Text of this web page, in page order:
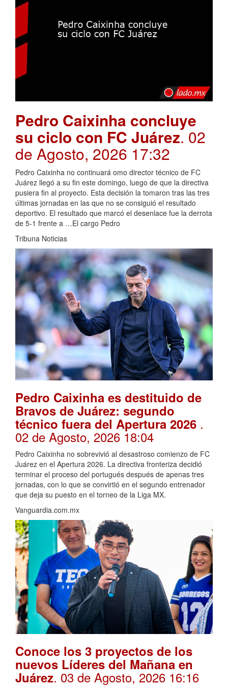
Pedro Caixinha concluye
su ciclo con FC Juárez. 02
de Agosto, 2026 17:32
Pedro Caixinha no continuará omo director técnico de FC
Juárez llegó a su fin este domingo, luego de que la directiva
pusiera fin al proyecto. Esta decisión la tomaron tras las tres
últimas jornadas en las que no se consiguió el resultado
deportivo. El resultado que marcó el desenlace fue la derrota
de 5-1 frente a …El cargo Pedro
Tribuna Noticias
Pedro Caixinha es destituido de
Bravos de Juárez: segundo
técnico fuera del Apertura 2026 .
02 de Agosto, 2026 18:04
Pedro Caixinha no sobrevivió al desastroso comienzo de FC
Juárez en el Apertura 2026. La directiva fronteriza decidió
terminar el proceso del portugués después de apenas tres
jornadas, con lo que se convirtió en el segundo entrenador
que deja su puesto en el torneo de la Liga MX.
Vanguardia.com.mx
Conoce los 3 proyectos de los
nuevos Líderes del Mañana en
Juárez. 03 de Agosto, 2026 16:16